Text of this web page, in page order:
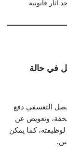
آثار قانونية
في حالة
التعسفي دفع
وتعويض عن
لوظيفته، كما يمكن